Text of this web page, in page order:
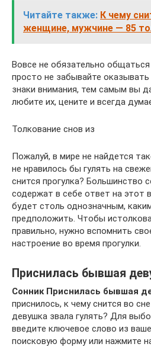
Читайте также: К чему
женщине, мужчине — 85
Вовсе не обязательно
просто не забывайте
знаки внимания, тем самым вы
любите их, цените и всегда
Толкование снов из
Пожалуй, в мире не найдется
не нравилось бы гулять на
снится прогулка? Большинство
содержат в себе ответ на этот
будет столь однозначным,
предположить. Чтобы
правильно, нужно вспомнить
настроение во время прогулки.
Приснилась бывшая
Сонник Приснилась бывшая
приснилось, к чему снится во
девушка звала гулять? Для
введите ключевое слово из
поисковую форму или нажмите